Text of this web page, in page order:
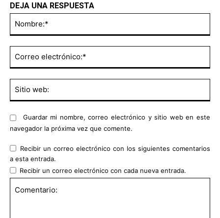
DEJA UNA RESPUESTA
Guardar mi nombre, correo electrónico y sitio web en este
navegador la próxima vez que comente.
Recibir un correo electrónico con los siguientes comentarios
a esta entrada.
Recibir un correo electrónico con cada nueva entrada.